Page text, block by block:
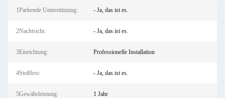
1Parkende Unterstützung: - Ja, das ist es.
2Nachtsicht: - Ja, das ist es.
3Einrichtung: Professionelle Installation
4Stoßfest: - Ja, das ist es.
5Gewährleistung: 1 Jahr